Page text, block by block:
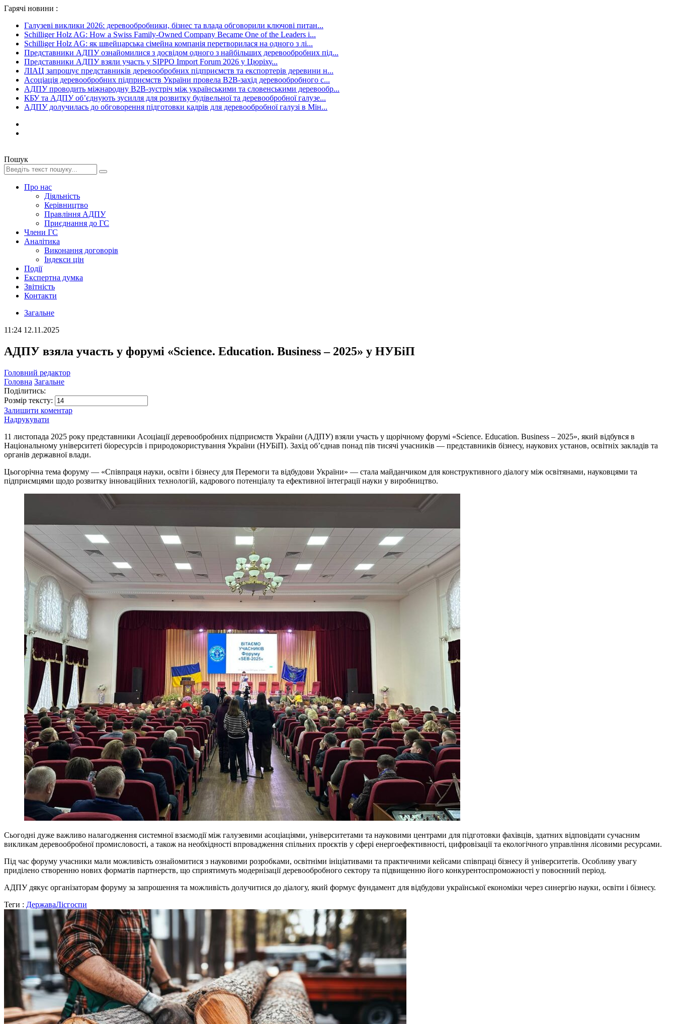
Гарячі новини :
Галузеві виклики 2026: деревообробники, бізнес та влада обговорили ключові питан...
Schilliger Holz AG: How a Swiss Family-Owned Company Became One of the Leaders i...
Schilliger Holz AG: як швейцарська сімейна компанія перетворилася на одного з лі...
Представники АДПУ ознайомилися з досвідом одного з найбільших деревообробних під...
Представники АДПУ взяли участь у SIPPO Import Forum 2026 у Цюріху...
ЛІАЦ запрошує представників деревообробних підприємств та експортерів деревини н...
Асоціація деревообробних підприємств України провела B2B-захід деревообробного с...
АДПУ проводить міжнародну B2B-зустріч між українськими та словенськими деревообр...
КБУ та АДПУ об’єднують зусилля для розвитку будівельної та деревообробної галузе...
АДПУ долучилась до обговорення підготовки кадрів для деревообробної галузі в Мін...
Пошук
Про нас
Діяльність
Керівництво
Правління АДПУ
Приєднання до ГС
Члени ГС
Аналітика
Виконання договорів
Індекси цін
Події
Експертна думка
Звітність
Контакти
Загальне
11:24 12.11.2025
АДПУ взяла участь у форумі «Science. Education. Business – 2025» у НУБіП
Головний редактор
Головна Загальне
Поділитись:
Розмір тексту:
Залишити коментар
Надрукувати
11 листопада 2025 року представники Асоціації деревообробних підприємств України (АДПУ) взяли участь у щорічному форумі «Science. Education. Business – 2025», який відбувся в
Національному університеті біоресурсів і природокористування України (НУБіП). Захід об’єднав понад пів тисячі учасників — представників бізнесу, наукових установ, освітніх закладів та
органів державної влади.
Цьогорічна тема форуму — «Співпраця науки, освіти і бізнесу для Перемоги та відбудови України» — стала майданчиком для конструктивного діалогу між освітянами, науковцями та
підприємцями щодо розвитку інноваційних технологій, кадрового потенціалу та ефективної інтеграції науки у виробництво.
Сьогодні дуже важливо налагодження системної взаємодії між галузевими асоціаціями, університетами та науковими центрами для підготовки фахівців, здатних відповідати сучасним
викликам деревообробної промисловості, а також на необхідності впровадження спільних проєктів у сфері енергоефективності, цифровізації та екологічного управління лісовими ресурсами.
Під час форуму учасники мали можливість ознайомитися з науковими розробками, освітніми ініціативами та практичними кейсами співпраці бізнесу й університетів. Особливу увагу
приділено створенню нових форматів партнерств, що сприятимуть модернізації деревообробного сектору та підвищенню його конкурентоспроможності у повоєнний період.
АДПУ дякує організаторам форуму за запрошення та можливість долучитися до діалогу, який формує фундамент для відбудови української економіки через синергію науки, освіти і бізнесу.
Теги : ДержаваЛісгоспи